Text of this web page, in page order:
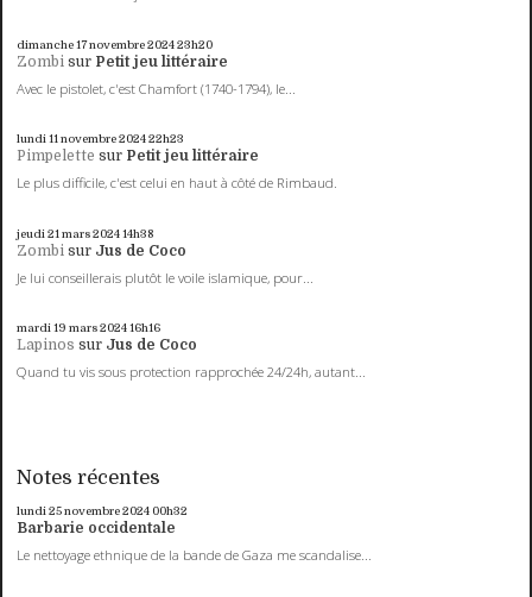
dimanche 17novembre 202423h20
Zombi sur Petit jeu littéraire
Avec le pistolet, c'est Chamfort (1740-1794), le...
lundi 11novembre 202422h23
Pimpelette sur Petit jeu littéraire
Le plus difficile, c'est celui en haut à côté de Rimbaud.
jeudi 21 mars 202414h38
Zombi sur Jus de Coco
Je lui conseillerais plutôt le voile islamique, pour...
mardi 19 mars 202416h16
Lapinos sur Jus de Coco
Quand tu vis sous protection rapprochée 24/24h, autant...
Notes récentes
lundi 25novembre 2024 00h32
Barbarie occidentale
Le nettoyage ethnique de la bande de Gaza me scandalise...